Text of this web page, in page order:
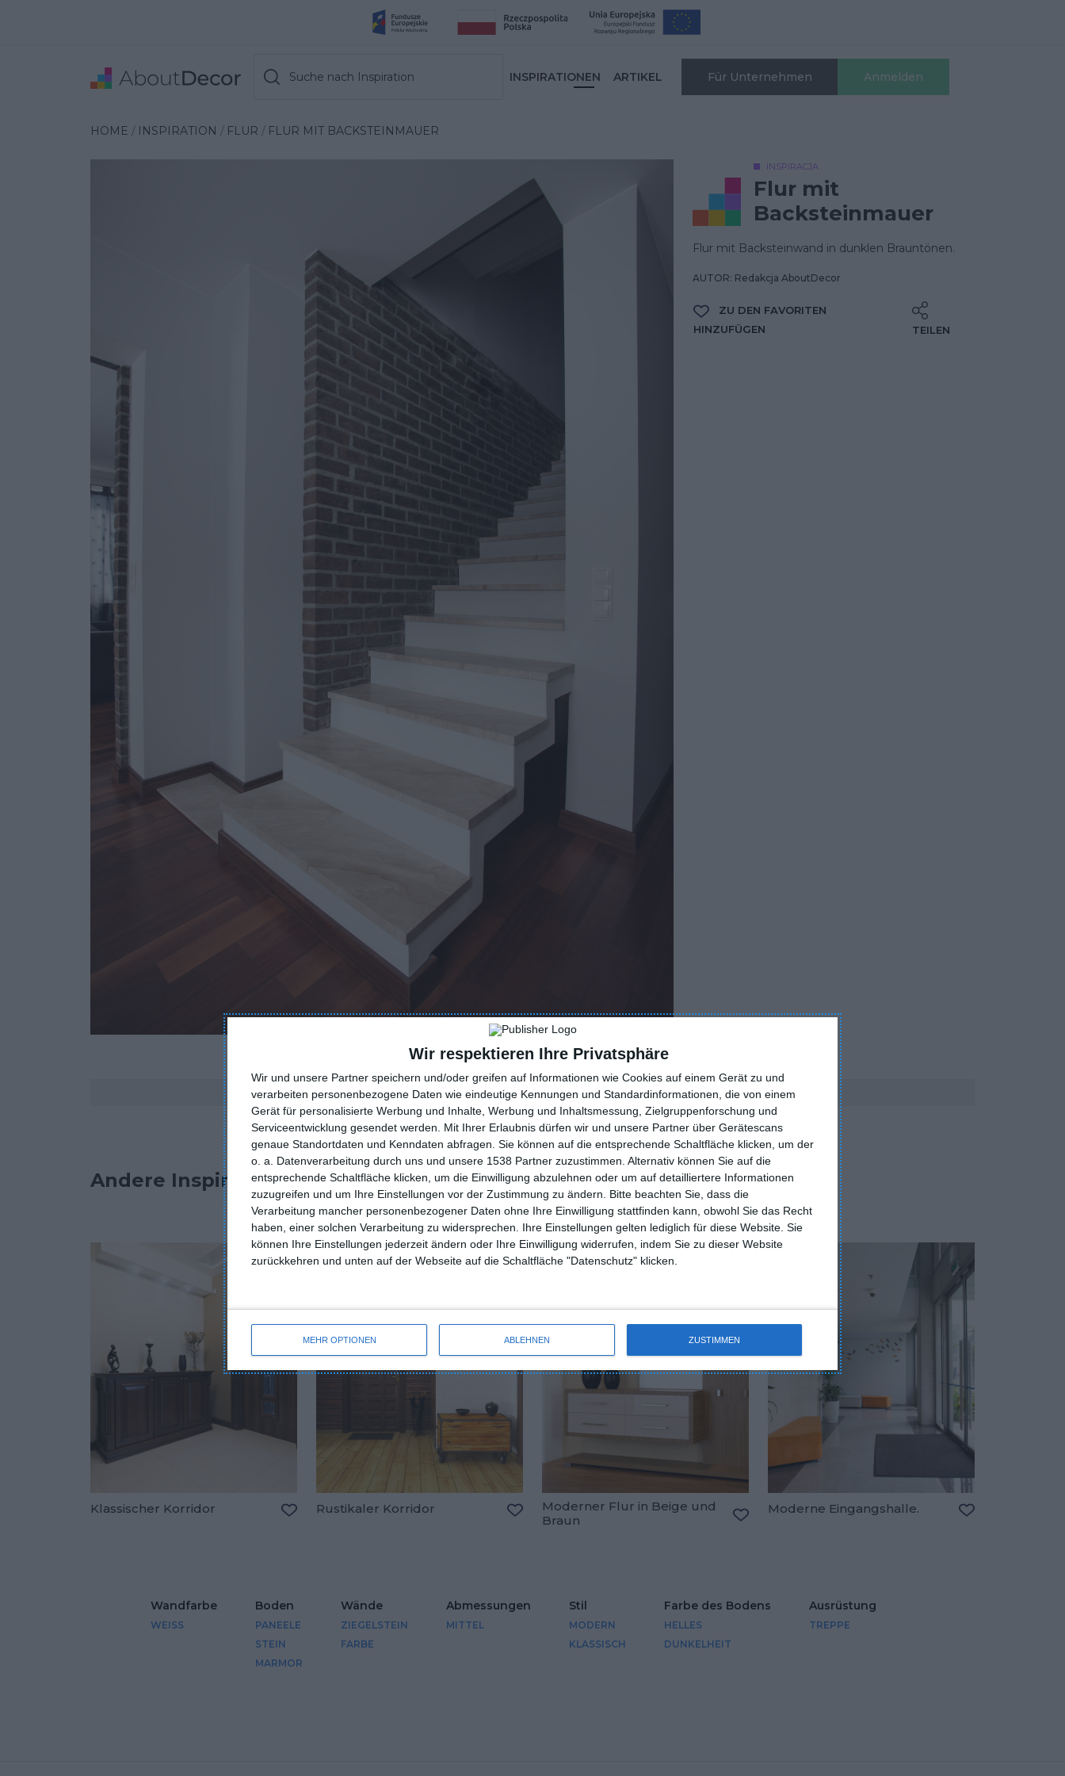
Wir respektieren Ihre Privatsphäre
Wir und unsere Partner speichern und/oder greifen auf Informationen wie Cookies auf einem Gerät zu und
verarbeiten personenbezogene Daten wie eindeutige Kennungen und Standardinformationen, die von einem
Gerät für personalisierte Werbung und Inhalte, Werbung und Inhaltsmessung, Zielgruppenforschung und
Serviceentwicklung gesendet werden.
Mit Ihrer Erlaubnis dürfen wir und unsere Partner über Gerätescans
genaue Standortdaten und Kenndaten abfragen. Sie können auf die entsprechende Schaltfläche klicken, um der
o. a. Datenverarbeitung durch uns und unsere 1538 Partner zuzustimmen. Alternativ können Sie auf die
entsprechende Schaltfläche klicken, um die Einwilligung abzulehnen oder um auf detailliertere Informationen
zuzugreifen und um Ihre Einstellungen vor der Zustimmung zu ändern.
Bitte beachten Sie, dass die
Verarbeitung mancher personenbezogener Daten ohne Ihre Einwilligung stattfinden kann, obwohl Sie das Recht
haben, einer solchen Verarbeitung zu widersprechen. Ihre Einstellungen gelten lediglich für diese Website. Sie
können Ihre Einstellungen jederzeit ändern oder Ihre Einwilligung widerrufen, indem Sie zu dieser Website
zurückkehren und unten auf der Webseite auf die Schaltfläche "Datenschutz" klicken.
MEHR OPTIONEN ABLEHNEN ZUSTIMMEN
Suche nach Inspiration INSPIRATIONEN ARTIKEL Für Unternehmen Anmelden
HOME INSPIRATION FLUR FLUR MIT BACKSTEINMAUER
INSPIRACJA
Flur mit
Backsteinmauer
Flur mit Backsteinwand in dunklen Brauntönen.
AUTOR: Redakcja AboutDecor
HINZUFÜGEN
TEILEN
STELLE EINE FRAGE
Andere Inspirationen
Klassischer Korridor Rustikaler Korridor
Zu den Favoriten hinzufügen
Moderner Flur in Beige und
Braun
Moderne Eingangshalle.
Wandfarbe
WEISS
Boden
PANEELE
STEIN
MARMOR
Wände
ZIEGELSTEIN
FARBE
Abmessungen
MITTEL
Stil
MODERN
KLASSISCH
Farbe des Bodens
HELLES
DUNKELHEIT
Ausrüstung
TREPPE